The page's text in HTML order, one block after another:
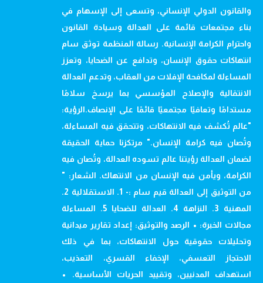
والقانون الدولي الإنساني، وتسعى إلى الإسهام في
بناء مجتمعات قائمة على العدالة وسيادة القانون
واحترام الكرامة الإنسانية. رسالة المنظمة توثق سام
انتهاكات حقوق الإنسان، وتدافع عن الضحايا، وتعزز
المساءلة لمكافحة الإفلات من العقاب، وتدعم العدالة
الانتقالية والإصلاح المؤسسي بما يرسخ سلامًا
مستدامًا وتعافيًا مجتمعيًا قائمًا على الإنصاف.الرؤية:
"عالم تُكشف فيه الانتهاكات، وتتحقق فيه المساءلة،
وتُصان فيه كرامة الإنسان." مرتكزنا حماية الحقيقة
لضمان العدالة رؤيتنا عالم تسوده العدالة، وتُصان فيه
الكرامة، ويأمن فيه الإنسان من الانتهاك. الشعار: "
من التوثيق إلى العدالة قيم سام :- 1. الاستقلالية 2.
المهنية 3. النزاهة 4. العدالة للضحايا 5. المساءلة
مجالات الخبرة: • الرصد والتوثيق: إعداد تقارير ميدانية
وتحليلات حقوقية حول الانتهاكات، بما في ذلك
الاحتجاز التعسفي، الإخفاء القسري، التعذيب،
استهداف المدنيين، وتقييد الحريات الأساسية. •